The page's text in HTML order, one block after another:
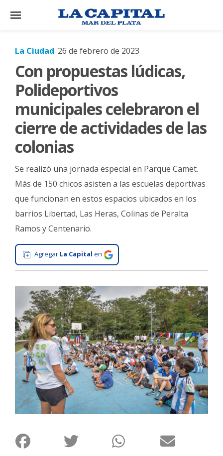
×
El
País
Mundo
La
Zona
Tecnología
Gastronomía
Salud
General
La
Deportes
Arte
y
Espectáculos
Policiales
Cartelera
de
Familia
Clasificados
Fúnebres
La Ciudad 26 de febrero de 2023
Con propuestas lúdicas,
Polideportivos
municipales celebraron el
cierre de actividades de las
colonias
Se realizó una jornada especial en Parque Camet.
Más de 150 chicos asisten a las escuelas deportivas
que funcionan en estos espacios ubicados en los
barrios Libertad, Las Heras, Colinas de Peralta
Ramos y Centenario.
Agregar La Capital en